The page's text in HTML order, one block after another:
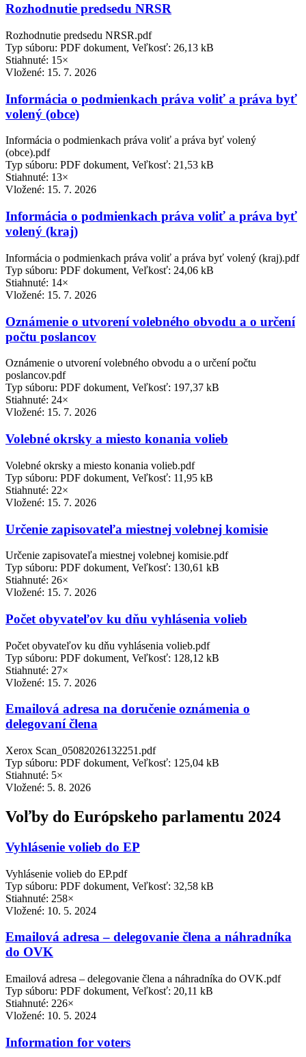
Rozhodnutie predsedu NRSR
Rozhodnutie predsedu NRSR.pdf
Typ súboru: PDF dokument, Veľkosť: 26,13 kB
Stiahnuté: 15×
Vložené: 15. 7. 2026
Informácia o podmienkach práva voliť a práva byť
volený (obce)
Informácia o podmienkach práva voliť a práva byť volený
(obce).pdf
Typ súboru: PDF dokument, Veľkosť: 21,53 kB
Stiahnuté: 13×
Vložené: 15. 7. 2026
Informácia o podmienkach práva voliť a práva byť
volený (kraj)
Informácia o podmienkach práva voliť a práva byť volený (kraj).pdf
Typ súboru: PDF dokument, Veľkosť: 24,06 kB
Stiahnuté: 14×
Vložené: 15. 7. 2026
Oznámenie o utvorení volebného obvodu a o určení
počtu poslancov
Oznámenie o utvorení volebného obvodu a o určení počtu
poslancov.pdf
Typ súboru: PDF dokument, Veľkosť: 197,37 kB
Stiahnuté: 24×
Vložené: 15. 7. 2026
Volebné okrsky a miesto konania volieb
Volebné okrsky a miesto konania volieb.pdf
Typ súboru: PDF dokument, Veľkosť: 11,95 kB
Stiahnuté: 22×
Vložené: 15. 7. 2026
Určenie zapisovateľa miestnej volebnej komisie
Určenie zapisovateľa miestnej volebnej komisie.pdf
Typ súboru: PDF dokument, Veľkosť: 130,61 kB
Stiahnuté: 26×
Vložené: 15. 7. 2026
Počet obyvateľov ku dňu vyhlásenia volieb
Počet obyvateľov ku dňu vyhlásenia volieb.pdf
Typ súboru: PDF dokument, Veľkosť: 128,12 kB
Stiahnuté: 27×
Vložené: 15. 7. 2026
Emailová adresa na doručenie oznámenia o
delegovaní člena
Xerox Scan_05082026132251.pdf
Typ súboru: PDF dokument, Veľkosť: 125,04 kB
Stiahnuté: 5×
Vložené: 5. 8. 2026
Voľby do Európskeho parlamentu 2024
Vyhlásenie volieb do EP
Vyhlásenie volieb do EP.pdf
Typ súboru: PDF dokument, Veľkosť: 32,58 kB
Stiahnuté: 258×
Vložené: 10. 5. 2024
Emailová adresa – delegovanie člena a náhradníka
do OVK
Emailová adresa – delegovanie člena a náhradníka do OVK.pdf
Typ súboru: PDF dokument, Veľkosť: 20,11 kB
Stiahnuté: 226×
Vložené: 10. 5. 2024
Information for voters